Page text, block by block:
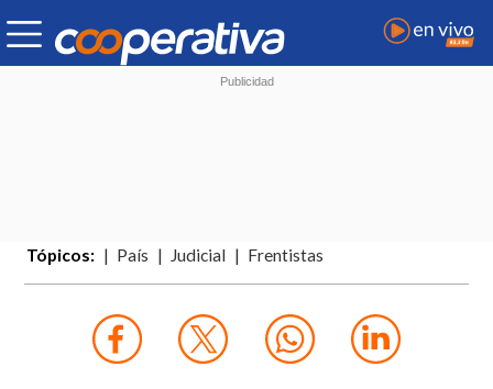
Tópicos: País Judicial Frentistas